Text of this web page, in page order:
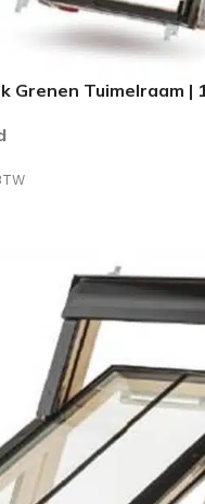
Grenen Tuimelraam |